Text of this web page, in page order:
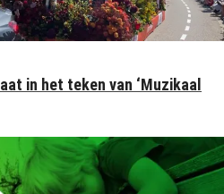
in het teken van ‘Muzikaal